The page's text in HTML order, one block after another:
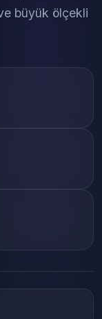
büyük ölçekli